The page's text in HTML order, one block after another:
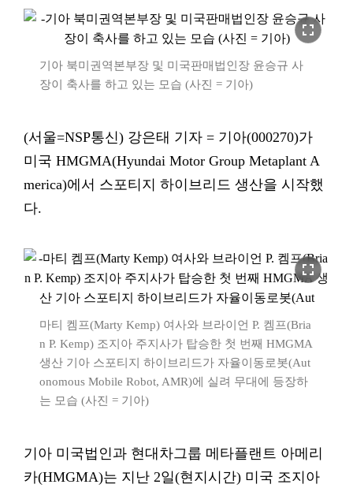
fullscreen
기아 북미권역본부장 및 미국판매법인장 윤승규 사
장이 축사를 하고 있는 모습 (사진 = 기아)
(서울=NSP통신) 강은태 기자 = 기아(000270)가
미국 HMGMA(Hyundai Motor Group Metaplant A
merica)에서 스포티지 하이브리드 생산을 시작했
다.
fullscreen
마티 켐프(Marty Kemp) 여사와 브라이언 P. 켐프(Bria
n P. Kemp) 조지아 주지사가 탑승한 첫 번째 HMGMA
생산 기아 스포티지 하이브리드가 자율이동로봇(Aut
onomous Mobile Robot, AMR)에 실려 무대에 등장하
는 모습 (사진 = 기아)
기아 미국법인과 현대차그룹 메타플랜트 아메리
카(HMGMA)는 지난 2일(현지시간) 미국 조지아